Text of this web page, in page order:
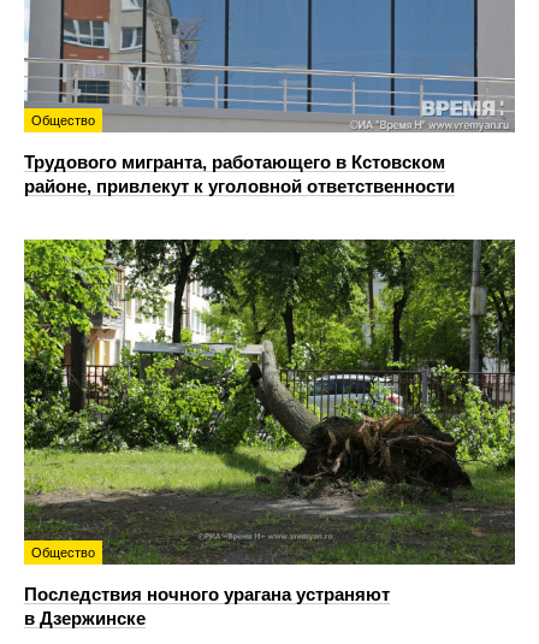
Общество
Трудового мигранта, работающего в Кстовском
районе, привлекут к уголовной ответственности
Общество
Последствия ночного урагана устраняют
в Дзержинске